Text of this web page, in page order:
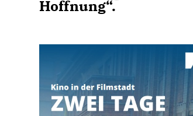
Hoffnung“.